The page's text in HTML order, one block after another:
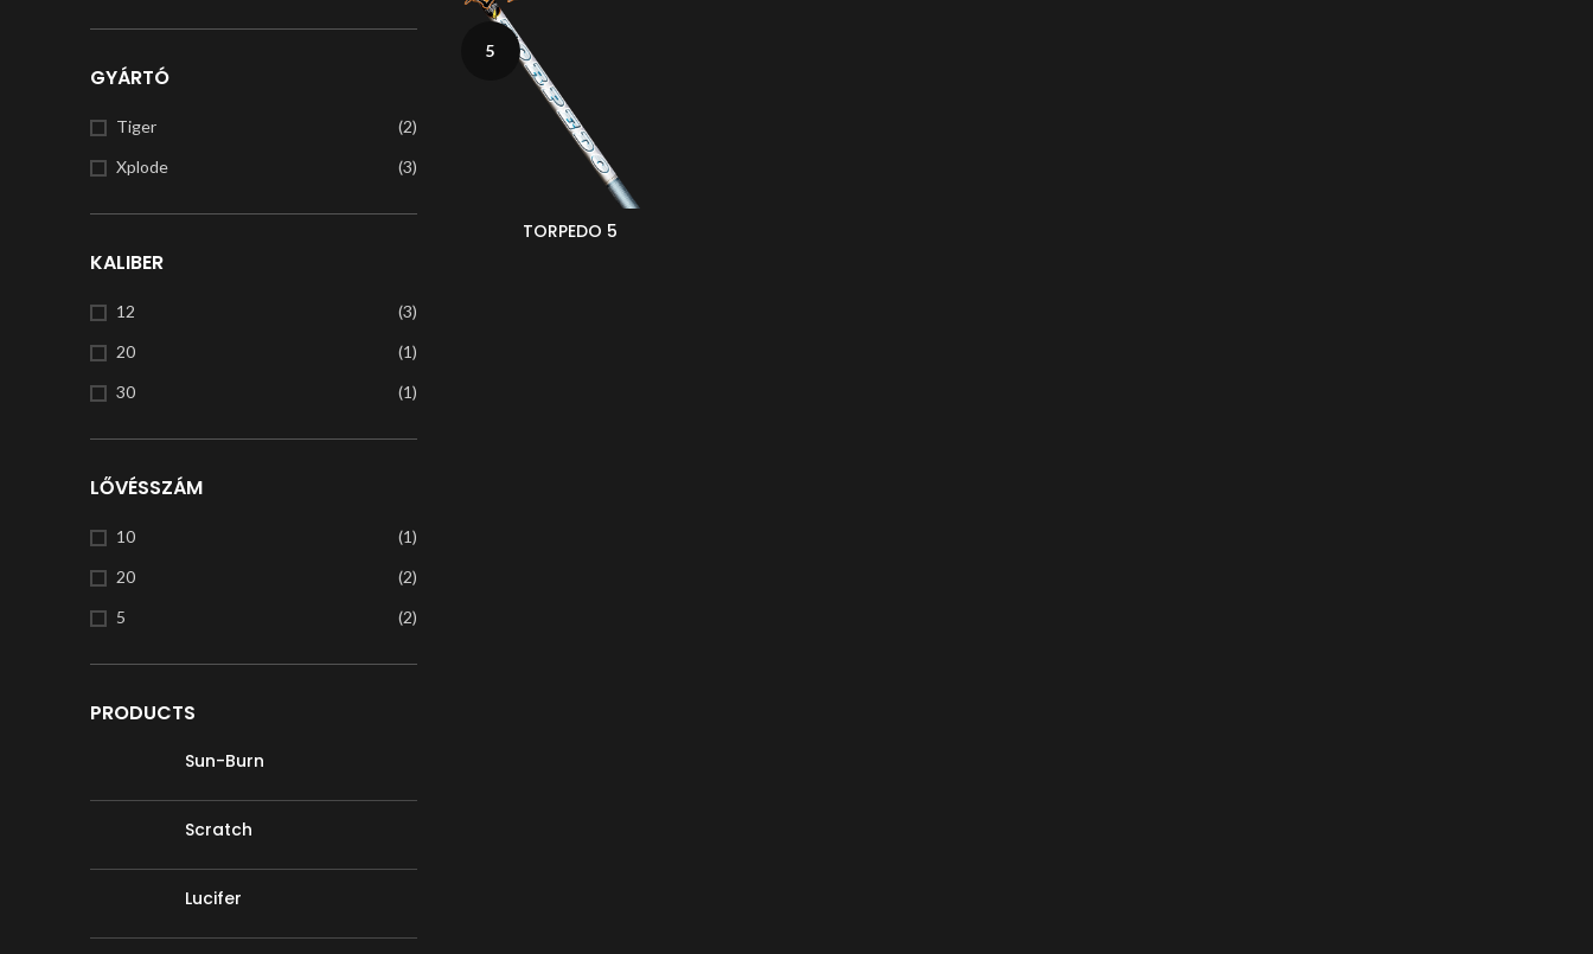
GYÁRTÓ
Tiger
(2)
Xplode
(3)
KALIBER
12
(3)
20
(1)
30
(1)
LŐVÉSSZÁM
10
(1)
20
(2)
5
(2)
PRODUCTS
Sun-Burn
Scratch
Lucifer
5
TORPEDO 5